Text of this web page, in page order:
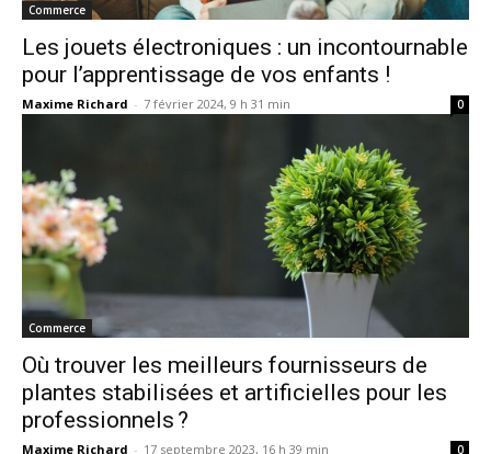
Commerce
Les jouets électroniques : un incontournable
pour l’apprentissage de vos enfants !
Maxime Richard - 7 février 2024, 9 h 31 min 0
Commerce
Où trouver les meilleurs fournisseurs de
plantes stabilisées et artificielles pour les
professionnels ?
Maxime Richard - 17 septembre 2023, 16 h 39 min 0